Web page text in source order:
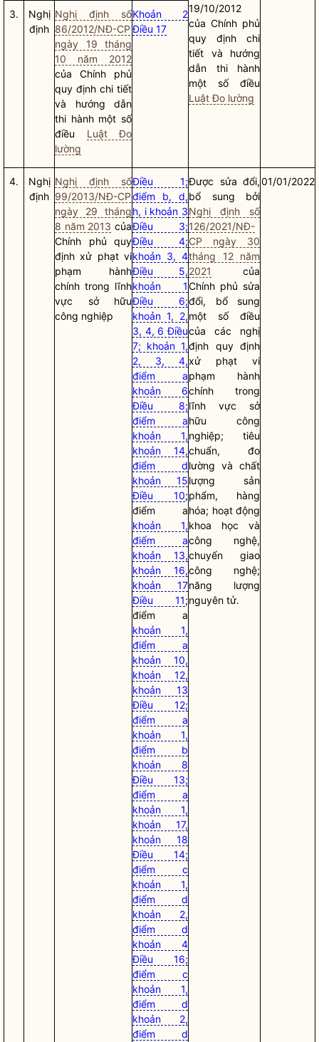
19/10/2012
của Chính phủ
quy định chi
tiết và hướng
dẫn thi hành
một số điều
Luật Đo lường
3.
Nghị
định
Nghị định số
86/2012/NĐ-CP
ngày 19 tháng
10 năm 2012
của Chính phủ
quy định chi tiết
và hướng dẫn
thi hành một số
điều Luật Đo
lường
Khoản 2
Điều 17
4.
Nghị
định
Nghị định số
99/2013/NĐ-CP
ngày 29 tháng
8 năm 2013 của
Chính phủ quy
định xử phạt vi
phạm hành
chính trong lĩnh
vực sở hữu
công nghiệp
Điều 1;
điểm b, d,
h, i khoản 3
Điều 3;
Điều 4;
khoản 3, 4
Điều 5,
khoản 1
Điều 6;
khoản 1, 2,
3, 4, 6 Điều
7; khoản 1,
2, 3, 4,
điểm a
khoản 6
Điều 8;
điểm a
khoản 1,
khoản 14,
điểm d
khoản 15
Điều 10;
điểm a
khoản 1,
điểm a
khoản 13,
khoản 16,
khoản 17
Điều 11;
điểm a
khoản 1,
điểm a
khoản 10,
khoản 12,
khoản 13
Điều 12;
điểm a
khoản 1,
điểm b
khoản 8
Điều 13;
điểm a
khoản 1,
khoản 17,
khoản 18
Điều 14;
điểm c
khoản 1,
điểm d
khoản 2,
điểm d
khoản 4
Điều 16;
điểm c
khoản 1,
điểm d
khoản 2,
điểm d
Được sửa đổi,
bổ sung bởi
Nghị định số
126/2021/NĐ-
CP ngày 30
tháng 12 năm
2021
của
Chính phủ sửa
đổi, bổ sung
một số điều
của các nghị
định quy định
xử phạt vi
phạm hành
chính trong
lĩnh vực sở
hữu công
nghiệp; tiêu
chuẩn, đo
lường và chất
lượng sản
phẩm, hàng
hóa; hoạt động
khoa học và
công nghệ,
chuyển giao
công nghệ;
năng lượng
nguyên tử.
01/01/2022